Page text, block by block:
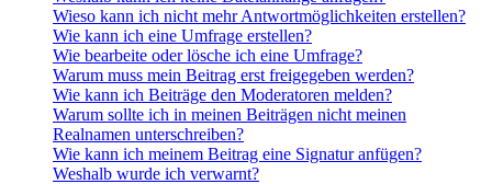
Wieso kann ich nicht mehr Antwortmöglichkeiten erstellen?
Wie kann ich eine Umfrage erstellen?
Wie bearbeite oder lösche ich eine Umfrage?
Warum muss mein Beitrag erst freigegeben werden?
Wie kann ich Beiträge den Moderatoren melden?
Warum sollte ich in meinen Beiträgen nicht meinen
Realnamen unterschreiben?
Wie kann ich meinem Beitrag eine Signatur anfügen?
Weshalb wurde ich verwarnt?